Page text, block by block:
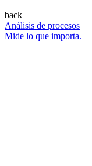
back
Análisis de procesos
Mide lo que importa.